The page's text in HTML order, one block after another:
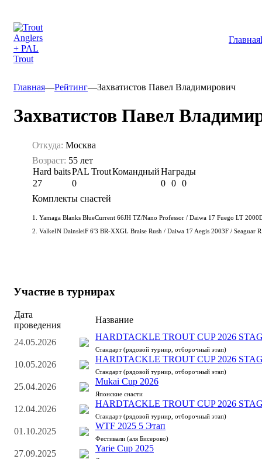
Главная
Главная—Рейтинг—Захватистов Павел Владимирович
Захватистов Павел
Откуда: Москва
Возраст: 55 лет
Hard baitsPAL TroutКомандныйНаграды
27
0 0 0 0
Комплекты снастей
1. Yamaga Blanks BlueCurrent 66JH TZ/Nano Professor / Daiwa 17 Fuego LT
2. ValkeIN DainsleiF 6'3 BR-XXGL Braise Rush / Daiwa 17 Aegis 2003F / Seaguar
Участие в турнирах
Дата
проведения
Название
24.05.2026
HARDTACKLE TROUT CUP 2026
Стандарт (рядовой турнир, отборочный этап)
10.05.2026
HARDTACKLE TROUT CUP 2026
Стандарт (рядовой турнир, отборочный этап)
25.04.2026
Mukai Cup 2026
Японские снасти
12.04.2026
HARDTACKLE TROUT CUP 2026
Стандарт (рядовой турнир, отборочный этап)
01.10.2025
WTF 2025 5 Этап
Фестивали (аля Бисерово)
27.09.2025
Yarie Cup 2025